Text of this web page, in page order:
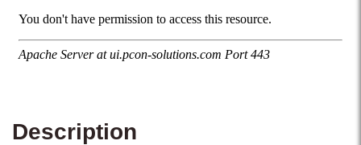
Description